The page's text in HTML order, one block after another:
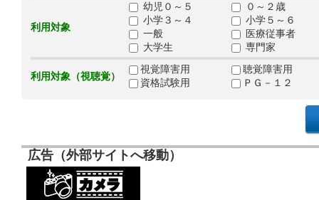
利用対象
幼児０～５
０～２歳
小学３～４
小学５～６
一般
医療従事者
大学生
専門家
利用対象（視聴覚）
視覚障害用
聴覚障害用
資格試験用
ＰＧ－１２
広告（外部サイトへ移動）